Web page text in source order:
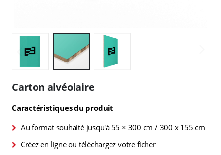
to
the
of
images
Carton alvéolaire
Caractéristiques du produit
Au format souhaité jusqu'à 55 × 300 cm / 300 x 155 cm
Créez en ligne ou téléchargez votre ficher